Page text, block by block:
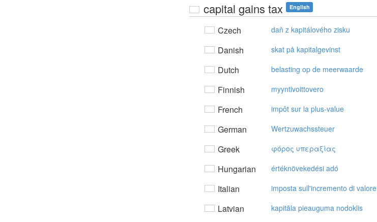
capital gains tax English
Czech daň z kapitálového zisku
Danish skat på kapitalgevinst
Dutch belasting op de meerwaarde
Finnish myyntivoittovero
French impôt sur la plus-value
German Wertzuwachssteuer
Greek φόρoς υπεραξίας
Hungarian értéknövekedési adó
Italian imposta sull'incremento di valore
Latvian kapitāla pieauguma nodoklis